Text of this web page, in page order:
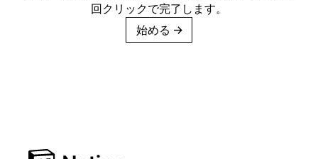
回クリックで完了します。
始める →